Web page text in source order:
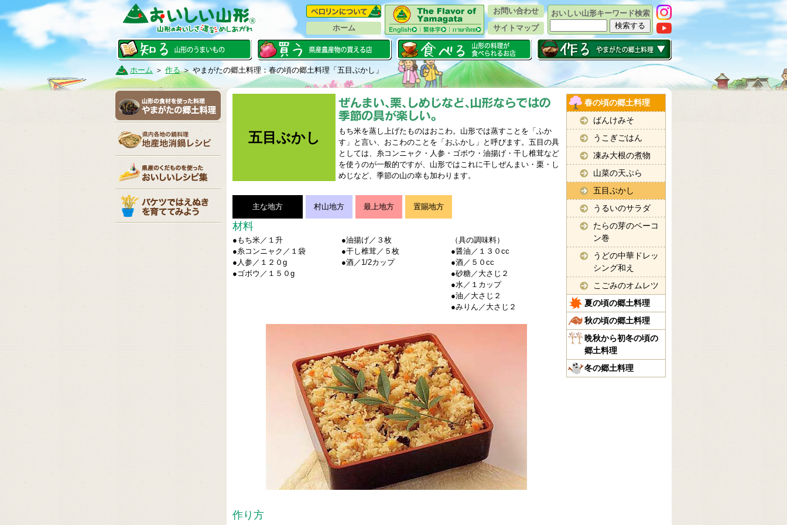
おいしい山形キーワード検索
ホーム
お問い合わせ
サイトマップ
ホーム ＞ 作る＞やまがたの郷土料理：春の頃の郷土料理「五目ぶかし」
五目ぶかし
もち米を蒸し上げたものはおこわ。山形では蒸すことを「ふか
す」と言い、おこわのことを「おふかし」と呼びます。五目の具
としては、糸コンニャク・人参・ゴボウ・油揚げ・干し椎茸など
を使うのが一般的ですが、山形ではこれに干しぜんまい・栗・し
めじなど、季節の山の幸も加わります。
主な地方 村山地方 最上地方 置賜地方
材料
●もち米／１升
●糸コンニャク／１袋
●人参／１２０g
●ゴボウ／１５０g
●油揚げ／３枚
●干し椎茸／５枚
●酒／1/2カップ
（具の調味料）
●醤油／１３０cc
●酒／５０cc
●砂糖／大さじ２
●水／１カップ
●油／大さじ２
●みりん／大さじ２
作り方
春の頃の郷土料理
ばんけみそ
うこぎごはん
凍み大根の煮物
山菜の天ぷら
五目ぶかし
うるいのサラダ
たらの芽のベーコ
ン巻
うどの中華ドレッ
シング和え
こごみのオムレツ
夏の頃の郷土料理
秋の頃の郷土料理
晩秋から初冬の頃の
郷土料理
冬の郷土料理